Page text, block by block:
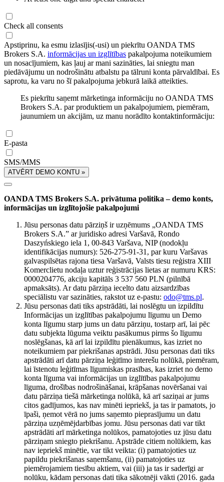
Check all consents
Apstiprinu, ka esmu izlasījis(-usi) un piekrītu OANDA TMS
Brokers S.A. informācijas un izglītības pakalpojuma noteikumiem
un nosacījumiem, kas ļauj ar mani sazināties, lai sniegtu man
piedāvājumu un nodrošinātu atbalstu pa tālruni konta pārvaldībai. Es
saprotu, ka varu no šī pakalpojuma jebkurā laikā atteikties.
Es piekrītu saņemt mārketinga informāciju no OANDA TMS
Brokers S.A. par produktiem un pakalpojumiem, piemēram,
jaunumiem un akcijām, uz manu norādīto kontaktinformāciju:
E-pasta
SMS/MMS
ATVĒRT DEMO KONTU »
OANDA TMS Brokers S.A. privātuma politika – demo konts,
informācijas un izglītojošie pakalpojumi
Jūsu personas datu pārziņš ir uzņēmums „OANDA TMS
Brokers S.A.” ar juridisko adresi Varšavā, Rondo
Daszyńskiego iela 1, 00-843 Varšava, NIP (nodokļu
identifikācijas numurs): 526-275-91-31, par kuru Varšavas
galvaspilsētas rajona tiesa Varšavā, Valsts tiesu reģistra XIII
Komerclietu nodaļa uztur reģistrācijas lietas ar numuru KRS:
0000204776, akciju kapitāls 3 537 560 PLN (pilnībā
apmaksāts). Ar datu pārziņa iecelto datu aizsardzības
speciālistu var sazināties, rakstot uz e-pastu: odo@tms.pl.
Jūsu personas dati tiks apstrādāti, lai noslēgtu un izpildītu
Informācijas un izglītības pakalpojumu līgumu un Demo
konta līgumu starp jums un datu pārziņu, tostarp arī, lai pēc
datu subjekta lūguma veiktu pasākumus pirms šo līgumu
noslēgšanas, kā arī lai izpildītu pienākumus, kas izriet no
noteikumiem par piekrišanas apstrādi. Jūsu personas dati tiks
apstrādāti arī datu pārziņa leģitīmo interešu nolūkā, piemēram,
lai īstenotu leģitīmas līgumiskas prasības, kas izriet no demo
konta līguma vai informācijas un izglītības pakalpojumu
līguma, drošības nodrošināšanai, krāpšanas novēršanai vai
datu pārziņa tiešā mārketinga nolūkā, kā arī saziņai ar jums
citos gadījumos, kas nav minēti iepriekš, ja tas ir pamatots, jo
īpaši, ņemot vērā no jums saņemto pieprasījumu un datu
pārziņa uzņēmējdarbības jomu. Jūsu personas dati var tikt
apstrādāti arī mārketinga nolūkos, pamatojoties uz jūsu datu
pārziņam sniegto piekrišanu. Apstrāde citiem nolūkiem, kas
nav iepriekš minētie, var tikt veikta: (i) pamatojoties uz
papildu piekrišanas saņemšanu, (ii) pamatojoties uz
piemērojamiem tiesību aktiem, vai (iii) ja tas ir saderīgi ar
nolūku, kādam personas dati tika sākotnēji vākti (2016. gada